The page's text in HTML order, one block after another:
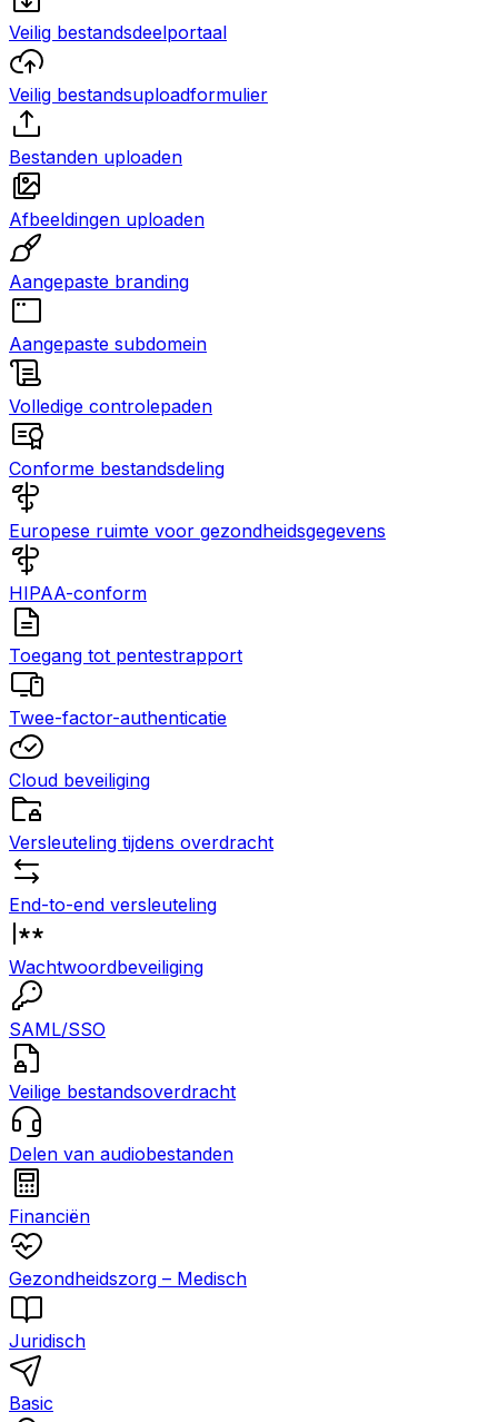
Veilig bestandsdeelportaal
Veilig bestandsuploadformulier
Bestanden uploaden
Afbeeldingen uploaden
Aangepaste branding
Aangepaste subdomein
Volledige controlepaden
Conforme bestandsdeling
Europese ruimte voor gezondheidsgegevens
HIPAA-conform
Toegang tot pentestrapport
Twee-factor-authenticatie
Cloud beveiliging
Versleuteling tijdens overdracht
End-to-end versleuteling
Wachtwoordbeveiliging
SAML/SSO
Veilige bestandsoverdracht
Delen van audiobestanden
Financiën
Gezondheidszorg – Medisch
Juridisch
Basic